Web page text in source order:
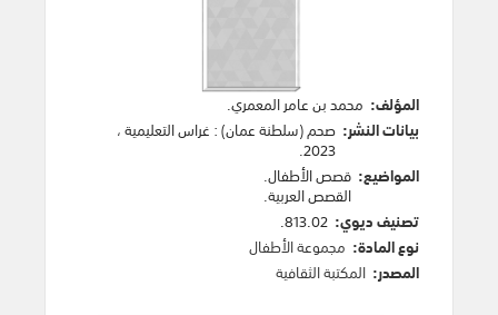
المؤلف: محمد بن عامر المعمري.
بيانات النشر: صحم (سلطنة عمان): غراس التعليمية،
2023
.
المواضيع: قصص الأطفال.
القصص العربية.
تصنيف ديوي: 813.02.
نوع المادة: مجموعة الأطفال
المصدر: المكتبة الثقافية